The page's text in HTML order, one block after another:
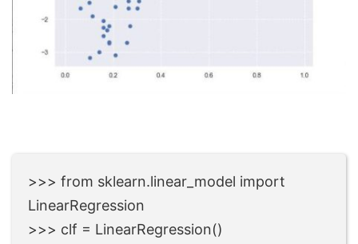
>>> from sklearn.linear_model import
LinearRegression
>>> clf = LinearRegression()